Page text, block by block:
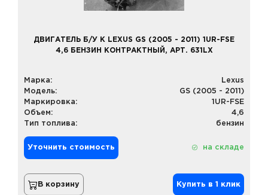
ДВИГАТЕЛЬ Б/У К LEXUS GS (2005 - 2011) 1UR-FSE
4,6 БЕНЗИН КОНТРАКТНЫЙ, АРТ. 631LX
Марка:
Lexus
Модель:
GS (2005 - 2011)
Маркировка:
1UR-FSE
Объем:
4,6
Тип топлива:
бензин
Уточнить стоимость на складе
В корзину Купить в 1 клик